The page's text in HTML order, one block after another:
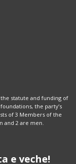
statute and funding of
the party’s
of 3 Members of the
and 2 are men.
e veche!